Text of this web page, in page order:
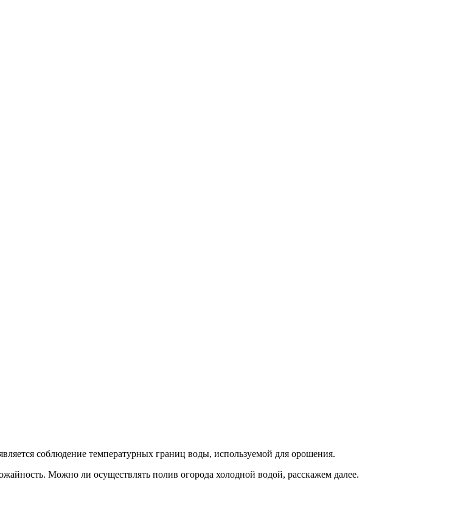
соблюдение температурных границ воды, используемой для орошения.
Можно ли осуществлять полив огорода холодной водой, расскажем далее.